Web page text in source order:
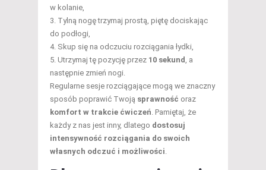
w kolanie,
Tylną nogę trzymaj prostą, piętę dociskając
do podłogi,
Skup się na odczuciu rozciągania łydki,
Utrzymaj tę pozycję przez 10 sekund, a
następnie zmień nogi.
Regularne sesje rozciągające mogą we znaczny
sposób poprawić Twoją sprawność oraz
komfort w trakcie ćwiczeń. Pamiętaj, że
każdy z nas jest inny, dlatego dostosuj
intensywność rozciągania do swoich
własnych odczuć i możliwości.